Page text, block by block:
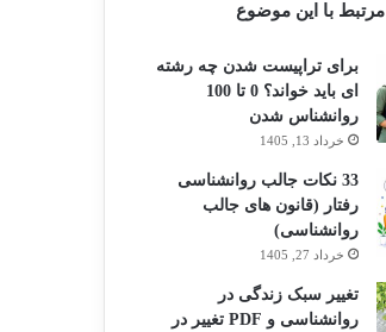
مرتبط با این موضوع
برای تراپیست شدن چه رشته
ای باید خواند؟ 0 تا 100
روانشناس شدن
خرداد 13, 1405
33 نکات جالب روانشناسی
رفتار (قانون های جالب
روانشناسی)
خرداد 27, 1405
تغییر سبک زندگی در
روانشناسی و PDF تغییر در